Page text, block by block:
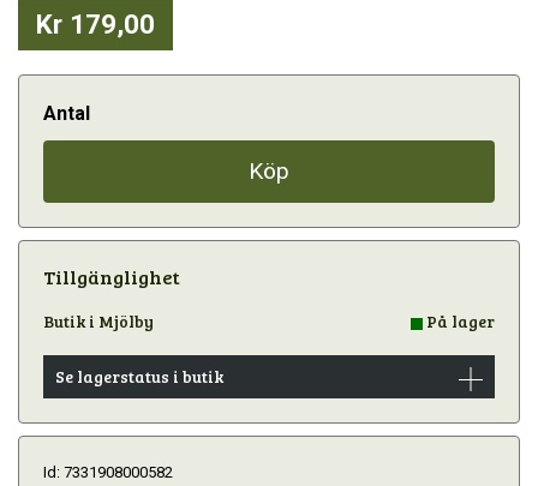
Kr 179,00
Antal
Köp
Tillgänglighet
Butik i Mjölby På lager
Se lagerstatus i butik
Id: 7331908000582